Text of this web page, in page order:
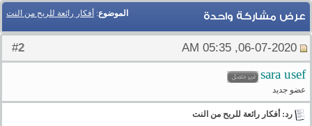
الموضوع: أفكار رائعة للربح من النت عرض مشاركة واحدة
2
sara usef
عضو جديد
رد: أفكار رائعة للربح من النت